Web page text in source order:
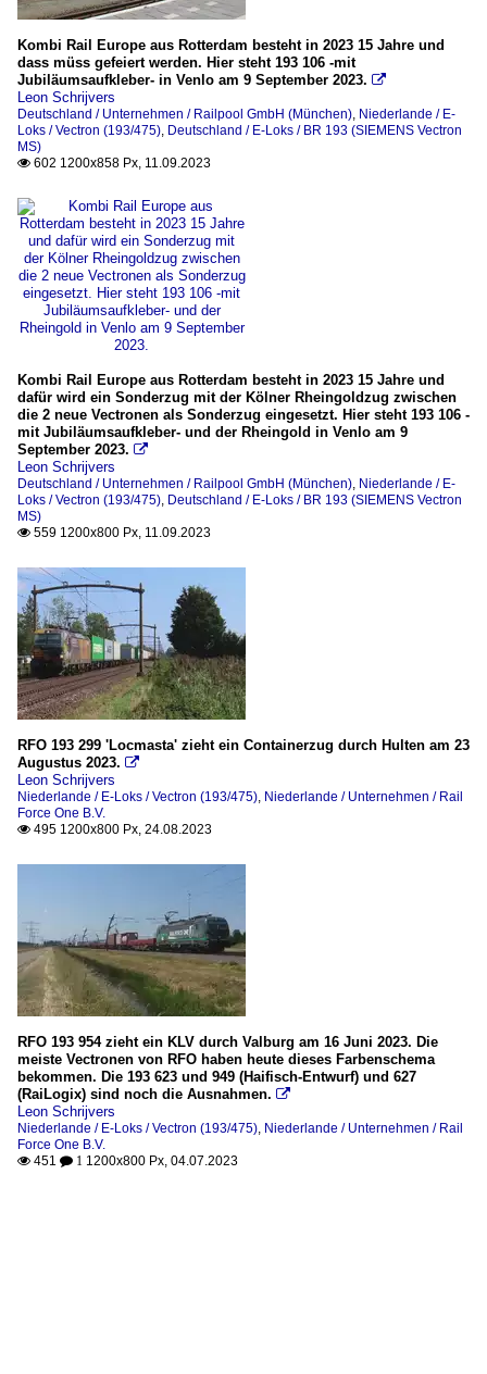
Kombi Rail Europe aus Rotterdam besteht in 2023 15 Jahre und
dass müss gefeiert werden. Hier steht 193 106 -mit
Jubiläumsaufkleber- in Venlo am 9 September 2023. 
Leon Schrijvers
Deutschland / Unternehmen / Railpool GmbH (München), Niederlande / E-
Loks / Vectron (193/475), Deutschland / E-Loks / BR 193 (SIEMENS Vectron
MS)
 602 1200x858 Px, 11.09.2023
Kombi Rail Europe aus Rotterdam besteht in 2023 15 Jahre und
dafür wird ein Sonderzug mit der Kölner Rheingoldzug zwischen
die 2 neue Vectronen als Sonderzug eingesetzt. Hier steht 193 106 -
mit Jubiläumsaufkleber- und der Rheingold in Venlo am 9
September 2023. 
Leon Schrijvers
Deutschland / Unternehmen / Railpool GmbH (München), Niederlande / E-
Loks / Vectron (193/475), Deutschland / E-Loks / BR 193 (SIEMENS Vectron
MS)
 559 1200x800 Px, 11.09.2023
RFO 193 299 'Locmasta' zieht ein Containerzug durch Hulten am 23
Augustus 2023. 
Leon Schrijvers
Niederlande / E-Loks / Vectron (193/475), Niederlande / Unternehmen / Rail
Force One B.V.
 495 1200x800 Px, 24.08.2023
RFO 193 954 zieht ein KLV durch Valburg am 16 Juni 2023. Die
meiste Vectronen von RFO haben heute dieses Farbenschema
bekommen. Die 193 623 und 949 (Haifisch-Entwurf) und 627
(RaiLogix) sind noch die Ausnahmen. 
Leon Schrijvers
Niederlande / E-Loks / Vectron (193/475), Niederlande / Unternehmen / Rail
Force One B.V.
 451  1 1200x800 Px, 04.07.2023